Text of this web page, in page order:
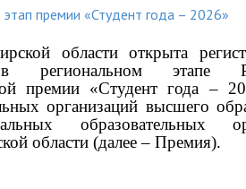
этап премии «Студент года – 2026»
области открыта
региональном этапе
премии «Студент года –
организаций высшего
образовательных
области (далее – Премия).